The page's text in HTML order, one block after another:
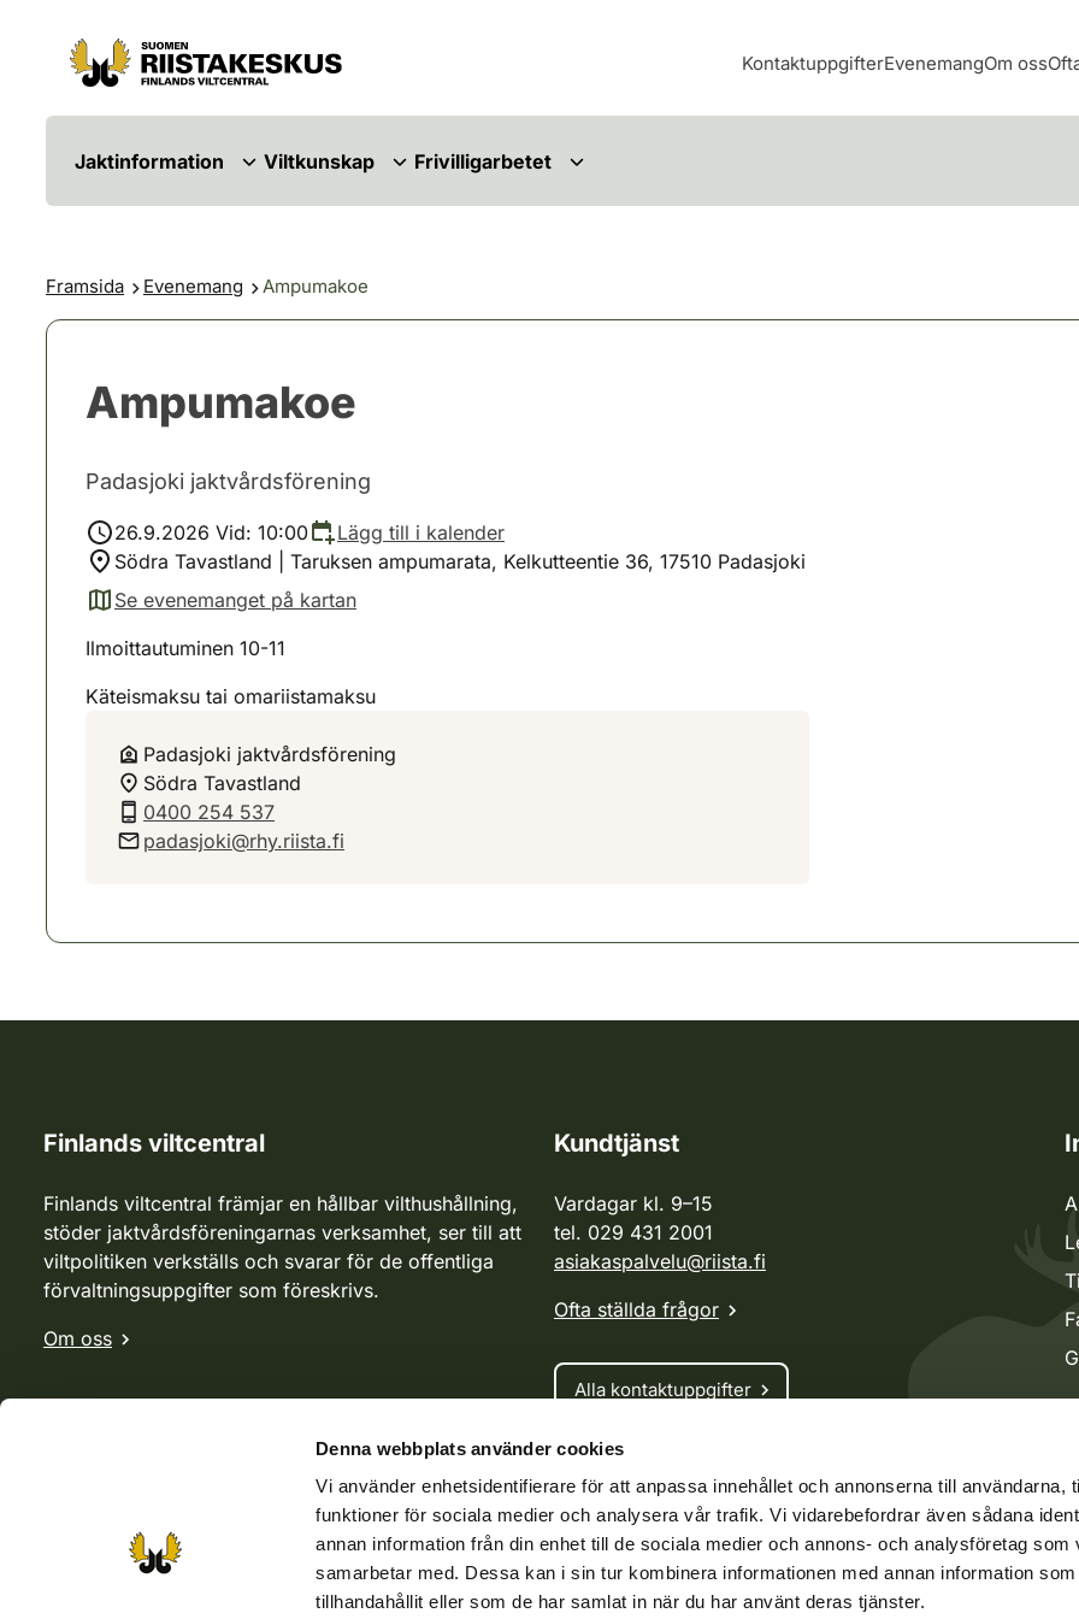
Denna webbplats använder cookies
Vi använder enhetsidentifierare för att anpassa innehållet och annonserna till användarna,
funktioner för sociala medier och analysera vår trafik. Vi vidarebefordrar även sådana
annan information från din enhet till de sociala medier och annons- och analysföretag som
samarbetar med. Dessa kan i sin tur kombinera informationen med annan information
tillhandahållit eller som de har samlat in när du har använt deras tjänster.
Hoppa till innehåll
Gå till webbplatskartan
KontaktuppgifterEvenemangOm oss
Jaktinformation Viltkunskap Frivilligarbetet
Framsida Evenemang Ampumakoe
Ampumakoe
Padasjoki jaktvårdsförening
26.9.2026 Vid: 10:00
Lägg till i kalender
Södra Tavastland | Taruksen ampumarata, Kelkutteentie 36, 17510 Padasjoki
Se evenemanget på kartan
(avautuu uuteen välilehteen)
Ilmoittautuminen 10-11
Käteismaksu tai omariistamaksu
Padasjoki jaktvårdsförening
Södra Tavastland
0400 254 537
padasjoki@rhy.riista.fi
Finlands viltcentral
Finlands viltcentral främjar en hållbar vilthushållning,
stöder jaktvårdsföreningarnas verksamhet, ser till att
viltpolitiken verkställs och svarar för de offentliga
förvaltningsuppgifter som föreskrivs.
Om oss
Kundtjänst
Vardagar kl. 9–15
tel. 029 431 2001
asiakaspalvelu@riista.fi
Ofta ställda frågor
Alla kontaktuppgifter
Jaktkort
Oma riista -tjänsten
Ansökan om licenser och dispenser